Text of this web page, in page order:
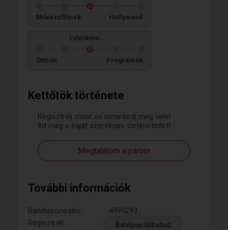
Kettőtök története
Regisztrálj most és ismerkedj meg vele!
Írd meg a saját szerelmes történetedet!
Megtalálom a párom
További információk
Randiazonosító:
4995293
Regisztrált:
Belépve láthatod
Művészfilmek Hollywood
Esténként...
Otthon Programok